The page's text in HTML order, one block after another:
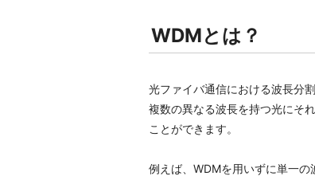
WDMとは？
光ファイバ通信における波長分
複数の異なる波長を持つ光にそ
ことができます。
例えば、WDMを用いずに単一